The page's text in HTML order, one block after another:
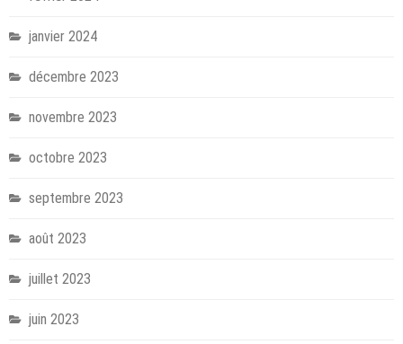
janvier 2024
décembre 2023
novembre 2023
octobre 2023
septembre 2023
août 2023
juillet 2023
juin 2023